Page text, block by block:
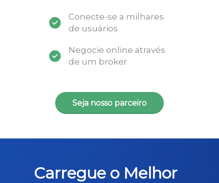
Conecte-se a milhares
de usuários
Negocie online através
de um broker
Seja nosso parceiro
Carregue o Melhor